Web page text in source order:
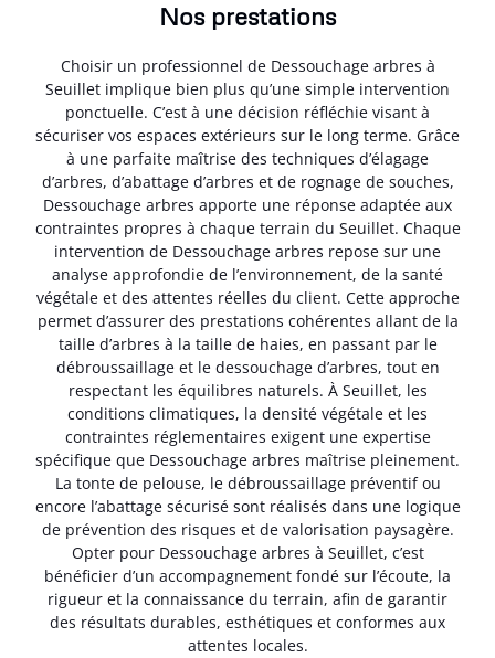
Nos prestations
Choisir un professionnel de Dessouchage arbres à
Seuillet implique bien plus qu’une simple intervention
ponctuelle. C’est à une décision réfléchie visant à
sécuriser vos espaces extérieurs sur le long terme. Grâce
à une parfaite maîtrise des techniques d’élagage
d’arbres, d’abattage d’arbres et de rognage de souches,
Dessouchage arbres apporte une réponse adaptée aux
contraintes propres à chaque terrain du Seuillet. Chaque
intervention de Dessouchage arbres repose sur une
analyse approfondie de l’environnement, de la santé
végétale et des attentes réelles du client. Cette approche
permet d’assurer des prestations cohérentes allant de la
taille d’arbres à la taille de haies, en passant par le
débroussaillage et le dessouchage d’arbres, tout en
respectant les équilibres naturels. À Seuillet, les
conditions climatiques, la densité végétale et les
contraintes réglementaires exigent une expertise
spécifique que Dessouchage arbres maîtrise pleinement.
La tonte de pelouse, le débroussaillage préventif ou
encore l’abattage sécurisé sont réalisés dans une logique
de prévention des risques et de valorisation paysagère.
Opter pour Dessouchage arbres à Seuillet, c’est
bénéficier d’un accompagnement fondé sur l’écoute, la
rigueur et la connaissance du terrain, afin de garantir
des résultats durables, esthétiques et conformes aux
attentes locales.